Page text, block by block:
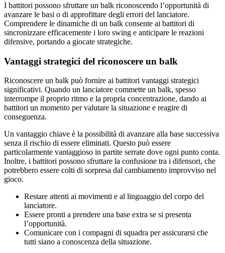
I battitori possono sfruttare un balk riconoscendo l’opportunità di
avanzare le basi o di approfittare degli errori del lanciatore.
Comprendere le dinamiche di un balk consente ai battitori di
sincronizzare efficacemente i loro swing e anticipare le reazioni
difensive, portando a giocate strategiche.
Vantaggi strategici del riconoscere un balk
Riconoscere un balk può fornire ai battitori vantaggi strategici
significativi. Quando un lanciatore commette un balk, spesso
interrompe il proprio ritmo e la propria concentrazione, dando ai
battitori un momento per valutare la situazione e reagire di
conseguenza.
Un vantaggio chiave è la possibilità di avanzare alla base successiva
senza il rischio di essere eliminati. Questo può essere
particolarmente vantaggioso in partite serrate dove ogni punto conta.
Inoltre, i battitori possono sfruttare la confusione tra i difensori, che
potrebbero essere colti di sorpresa dal cambiamento improvviso nel
gioco.
Restare attenti ai movimenti e al linguaggio del corpo del
lanciatore.
Essere pronti a prendere una base extra se si presenta
l’opportunità.
Comunicare con i compagni di squadra per assicurarsi che
tutti siano a conoscenza della situazione.